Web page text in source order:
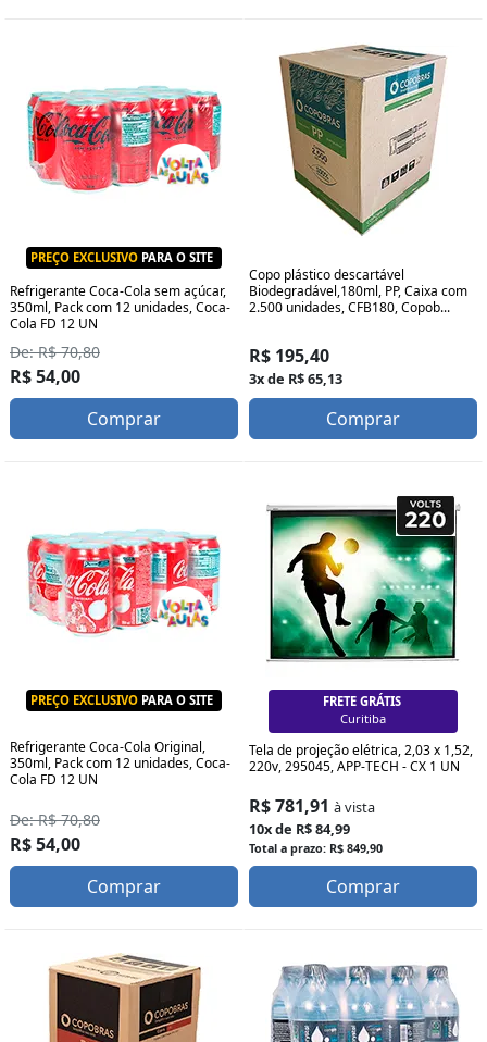
PREÇO EXCLUSIVO PARA O SITE
Refrigerante Coca-Cola sem açúcar,
350ml, Pack com 12 unidades, Coca-
Cola FD 12 UN
De: R$ 70,80
R$ 54,00
Comprar
Copo plástico descartável
Biodegradável,180ml, PP, Caixa com
2.500 unidades, CFB180, Copob...
R$ 195,40
3x de R$ 65,13
Comprar
PREÇO EXCLUSIVO PARA O SITE
Refrigerante Coca-Cola Original,
350ml, Pack com 12 unidades, Coca-
Cola FD 12 UN
De: R$ 70,80
R$ 54,00
Comprar
FRETE GRÁTIS
Curitiba
Tela de projeção elétrica, 2,03 x 1,52,
220v, 295045, APP-TECH - CX 1 UN
R$ 781,91 à vista
10x de R$ 84,99
Total a prazo: R$ 849,90
Comprar